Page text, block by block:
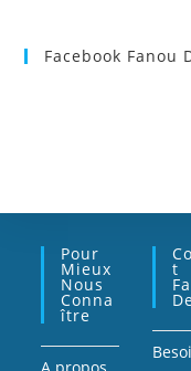
Facebook Fanou
Pour
Mieux
Nous
Conna
Ître
T